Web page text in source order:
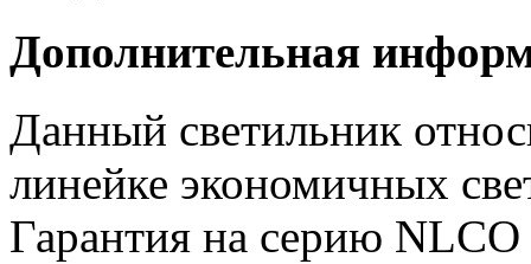
Дополнительная
Данный светильник
линейке экономичных
Гарантия на серию